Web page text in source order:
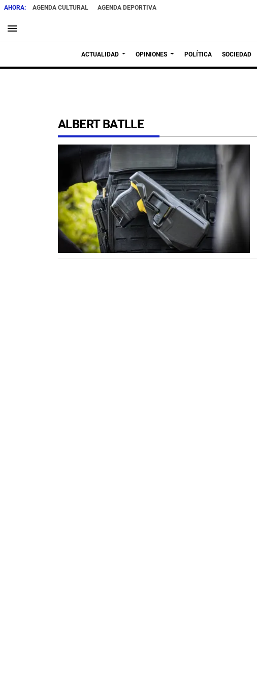
AGENDA CULTURAL AGENDA DEPORTIVA
menu
ACTUALIDAD OPINIONES POLÍTICA SOCIEDAD
ALBERT BATLLE